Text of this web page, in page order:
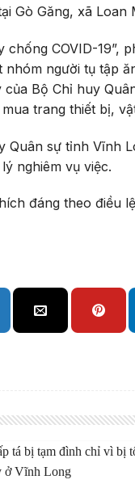
Gò Găng, xã Loan
COVID-19”,
người tụ tập
Bộ Chỉ huy
trang thiết bị,
sự tỉnh Vĩnh
nghiêm vụ việc.
đáng theo điều